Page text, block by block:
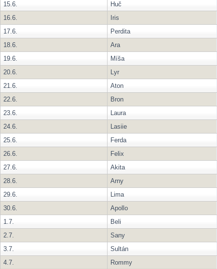
15.6.
Huč
16.6.
Iris
17.6.
Perdita
18.6.
Ara
19.6.
Míša
20.6.
Lyr
21.6.
Aton
22.6.
Bron
23.6.
Laura
24.6.
Lasiie
25.6.
Ferda
26.6.
Felix
27.6.
Akita
28.6.
Arny
29.6.
Lima
30.6.
Apollo
1.7.
Beli
2.7.
Sany
3.7.
Sultán
4.7.
Rommy